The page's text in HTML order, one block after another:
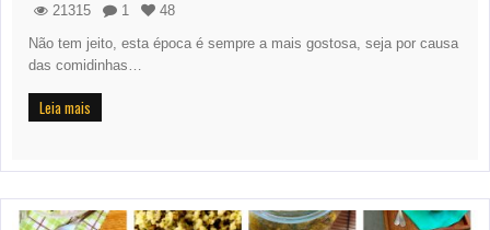
21315 1
48
Não tem jeito, esta época é sempre a mais gostosa, seja por causa
das comidinhas…
Leia mais